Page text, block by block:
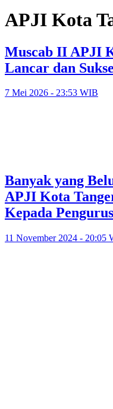
APJI Kota
Muscab II APJI
Lancar dan
7 Mei 2026 - 23:53 WIB
Banyak yang
APJI Kota
Kepada
11 November 2024 - 20:05